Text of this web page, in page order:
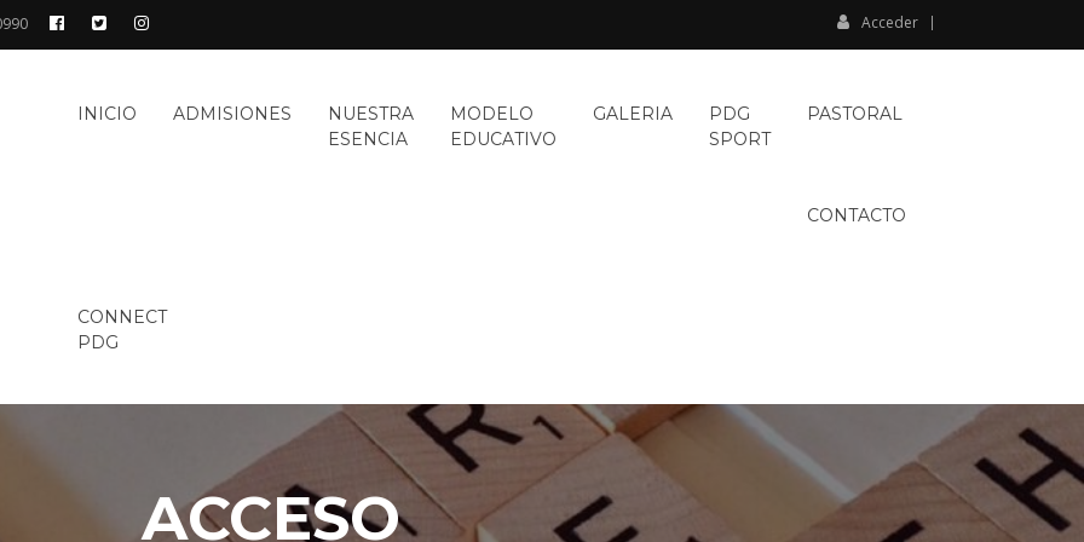
Acceder
INICIO ADMISIONES
NUESTRA
ESENCIA
MODELO
EDUCATIVO
GALERIA
PDG
SPORT
PASTORAL
CONTACTO
CONNECT
PDG
ACCESO